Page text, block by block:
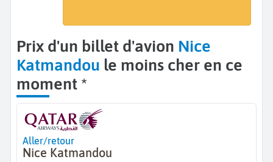
Prix d'un billet d'avion Nice
Katmandou le moins cher en ce
moment *
Aller/retour
Nice Katmandou